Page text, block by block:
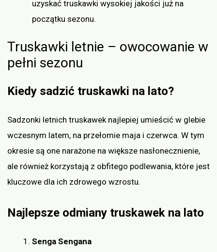
uzyskać truskawki wysokiej jakości już na
początku sezonu.
Truskawki letnie – owocowanie w
pełni sezonu
Kiedy sadzić truskawki na lato?
Sadzonki letnich truskawek najlepiej umieścić w glebie
wczesnym latem, na przełomie maja i czerwca. W tym
okresie są one narażone na większe nasłonecznienie,
ale również korzystają z obfitego podlewania, które jest
kluczowe dla ich zdrowego wzrostu.
Najlepsze odmiany truskawek na lato
Senga Sengana